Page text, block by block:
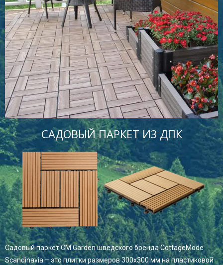
САДОВЫЙ ПАРКЕТ ИЗ ДПК
Садовый паркет CM Garden шведского бренда CottageMode
Scandinavia – это плитки размеров 300х300 мм на пластиковой